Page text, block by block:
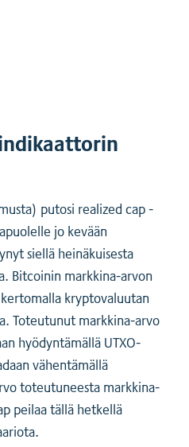
putosi realized cap -
jo kevään
siellä heinäkuisesta
Bitcoinin markkina-arvon
kryptovaluutan
Toteutunut markkina-arvo
hyödyntämällä UTXO-
vähentämällä
toteutuneesta markkina-
peilaa tällä hetkellä